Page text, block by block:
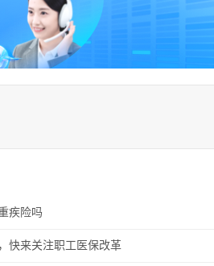
疾险吗
快来关注职工医保改革